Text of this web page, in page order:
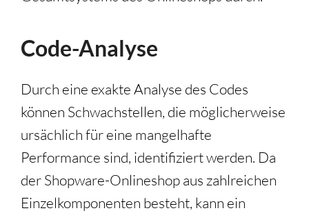
Code-Analyse
Durch eine exakte Analyse des Codes
können Schwachstellen, die möglicherweise
ursächlich für eine mangelhafte
Performance sind, identifiziert werden. Da
der Shopware-Onlineshop aus zahlreichen
Einzelkomponenten besteht, kann ein